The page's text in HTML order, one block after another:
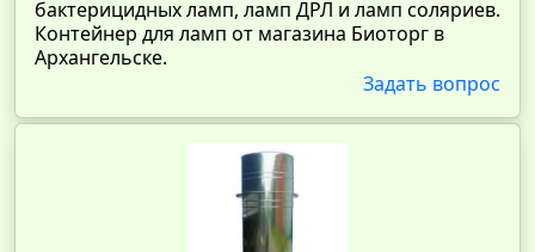
бактерицидных ламп, ламп ДРЛ и ламп соляриев.
Контейнер для ламп от магазина Биоторг в
Архангельске.
Задать вопрос